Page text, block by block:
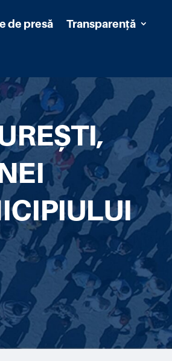
de presă Transparență